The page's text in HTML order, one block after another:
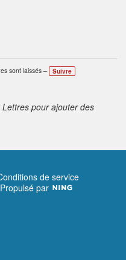
sont laissés – Suivre
pour ajouter des
de service
Propulsé par